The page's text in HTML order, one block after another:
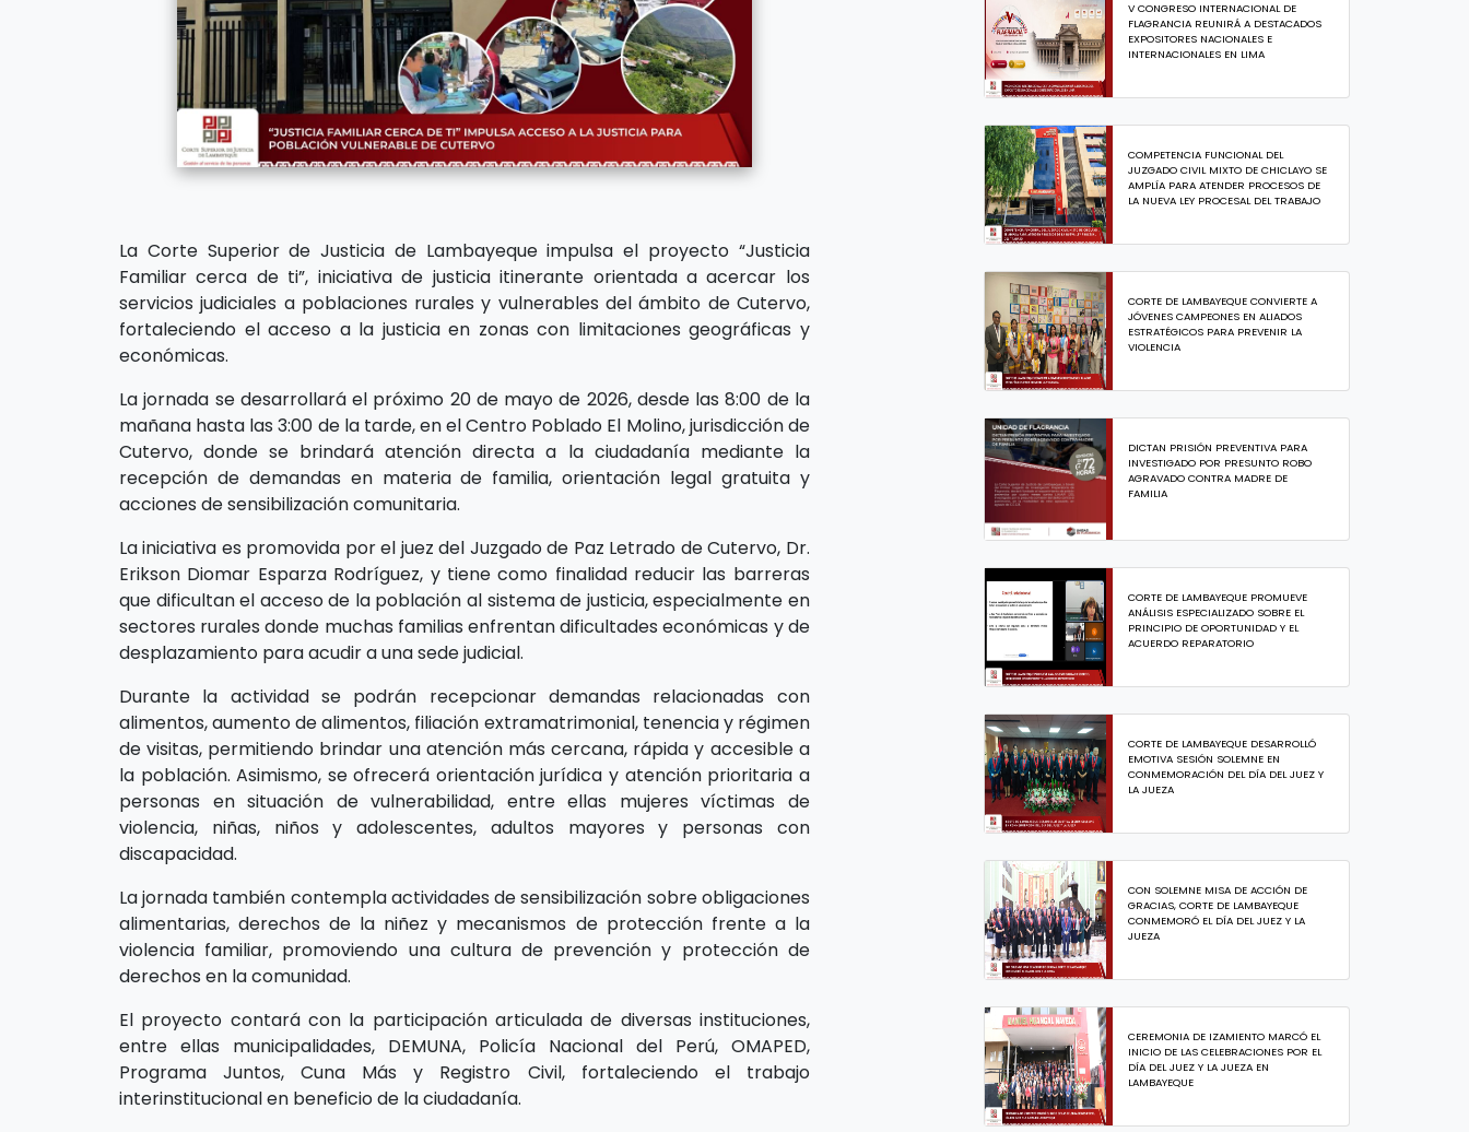
La Corte Superior de Justicia de Lambayeque impulsa el proyecto “Justicia
Familiar cerca de ti”, iniciativa de justicia itinerante orientada a acercar los
servicios judiciales a poblaciones rurales y vulnerables del ámbito de Cutervo,
fortaleciendo el acceso a la justicia en zonas con limitaciones geográficas y
económicas.
La jornada se desarrollará el próximo 20 de mayo de 2026, desde las 8:00 de la
mañana hasta las 3:00 de la tarde, en el Centro Poblado El Molino, jurisdicción de
Cutervo, donde se brindará atención directa a la ciudadanía mediante la
recepción de demandas en materia de familia, orientación legal gratuita y
acciones de sensibilización comunitaria.
La iniciativa es promovida por el juez del Juzgado de Paz Letrado de Cutervo, Dr.
Erikson Diomar Esparza Rodríguez, y tiene como finalidad reducir las barreras
que dificultan el acceso de la población al sistema de justicia, especialmente en
sectores rurales donde muchas familias enfrentan dificultades económicas y de
desplazamiento para acudir a una sede judicial.
Durante la actividad se podrán recepcionar demandas relacionadas con
alimentos, aumento de alimentos, filiación extramatrimonial, tenencia y régimen
de visitas, permitiendo brindar una atención más cercana, rápida y accesible a
la población. Asimismo, se ofrecerá orientación jurídica y atención prioritaria a
personas en situación de vulnerabilidad, entre ellas mujeres víctimas de
violencia, niñas, niños y adolescentes, adultos mayores y personas con
discapacidad.
La jornada también contempla actividades de sensibilización sobre obligaciones
alimentarias, derechos de la niñez y mecanismos de protección frente a la
violencia familiar, promoviendo una cultura de prevención y protección de
derechos en la comunidad.
El proyecto contará con la participación articulada de diversas instituciones,
entre ellas municipalidades, DEMUNA, Policía Nacional del Perú, OMAPED,
Programa Juntos, Cuna Más y Registro Civil, fortaleciendo el trabajo
interinstitucional en beneficio de la ciudadanía.
V CONGRESO INTERNACIONAL DE
FLAGRANCIA REUNIRÁ A DESTACADOS
EXPOSITORES NACIONALES E
INTERNACIONALES EN LIMA
COMPETENCIA FUNCIONAL DEL
JUZGADO CIVIL MIXTO DE CHICLAYO SE
AMPLÍA PARA ATENDER PROCESOS DE
LA NUEVA LEY PROCESAL DEL TRABAJO
CORTE DE LAMBAYEQUE CONVIERTE A
JÓVENES CAMPEONES EN ALIADOS
ESTRATÉGICOS PARA PREVENIR LA
VIOLENCIA
DICTAN PRISIÓN PREVENTIVA PARA
INVESTIGADO POR PRESUNTO ROBO
AGRAVADO CONTRA MADRE DE
FAMILIA
CORTE DE LAMBAYEQUE PROMUEVE
ANÁLISIS ESPECIALIZADO SOBRE EL
PRINCIPIO DE OPORTUNIDAD Y EL
ACUERDO REPARATORIO
CORTE DE LAMBAYEQUE DESARROLLÓ
EMOTIVA SESIÓN SOLEMNE EN
CONMEMORACIÓN DEL DÍA DEL JUEZ Y
LA JUEZA
CON SOLEMNE MISA DE ACCIÓN DE
GRACIAS, CORTE DE LAMBAYEQUE
CONMEMORÓ EL DÍA DEL JUEZ Y LA
JUEZA
CEREMONIA DE IZAMIENTO MARCÓ EL
INICIO DE LAS CELEBRACIONES POR EL
DÍA DEL JUEZ Y LA JUEZA EN
LAMBAYEQUE